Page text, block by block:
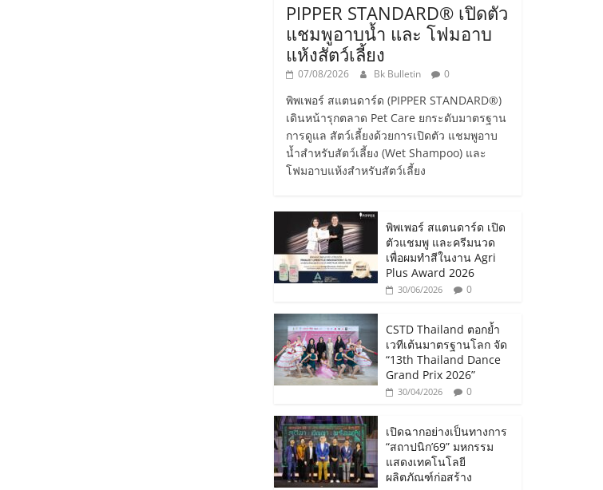
PIPPER STANDARD® เปิดตัว
แชมพูอาบน้ำ และ โฟมอาบ
แห้งสัตว์เลี้ยง
07/08/2026 Bk Bulletin 0
พิพเพอร์ สแตนดาร์ด (PIPPER STANDARD®)
เดินหน้ารุกตลาด Pet Care ยกระดับมาตรฐาน
การดูแล สัตว์เลี้ยงด้วยการเปิดตัว แชมพูอาบ
น้ำสำหรับสัตว์เลี้ยง (Wet Shampoo) และ
โฟมอาบแห้งสำหรับสัตว์เลี้ยง
พิพเพอร์ สแตนดาร์ด เปิด
ตัวแชมพู และครีมนวด
เพื่อผมทำสีในงาน Agri
Plus Award 2026
30/06/2026 0
CSTD Thailand ตอกย้ำ
เวทีเต้นมาตรฐานโลก จัด
“13th Thailand Dance
Grand Prix 2026”
30/04/2026 0
เปิดฉากอย่างเป็นทางการ
“สถาปนิก’69” มหกรรม
แสดงเทคโนโลยี
ผลิตภัณฑ์ก่อสร้าง